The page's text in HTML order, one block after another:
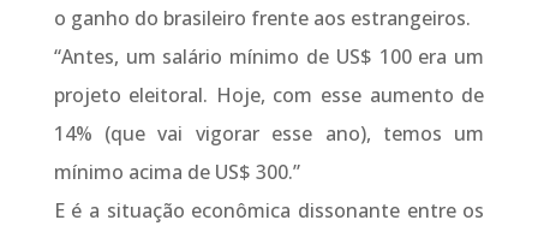
o ganho do brasileiro frente aos estrangeiros.
“Antes, um salário mínimo de US$ 100 era um
projeto eleitoral. Hoje, com esse aumento de
14% (que vai vigorar esse ano), temos um
mínimo acima de US$ 300.”
E é a situação econômica dissonante entre os